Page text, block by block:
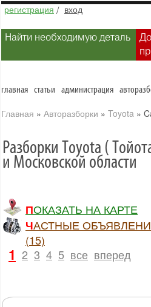
регистрация / вход
Найти необходимую деталь
главная статьи администрация
Главная » Авторазборки » Toyota »
Разборки Toyota (
и Московской области
ПОКАЗАТЬ НА КАРТЕ
ЧАСТНЫЕ ОБЪЯВЛЕНИЯ TOYOTA (CAMRY)
(15)
1 2 3 4 5 все вперед